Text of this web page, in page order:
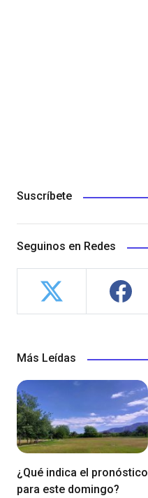
Suscríbete
Seguinos en Redes
Más Leídas
¿Qué indica el pronóstico
para este domingo?